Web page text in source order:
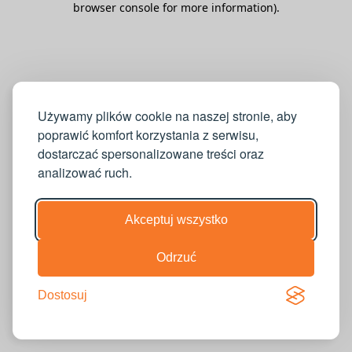
Używamy plików cookie na naszej stronie, aby
poprawić komfort korzystania z serwisu,
dostarczać spersonalizowane treści oraz
analizować ruch.
Akceptuj wszystko
Odrzuć
Dostosuj
browser console for more information).